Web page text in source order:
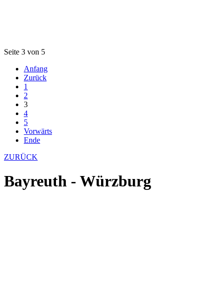
Seite 3 von 5
Anfang
Zurück
1
2
3
4
5
Vorwärts
Ende
ZURÜCK
Bayreuth - Würzburg